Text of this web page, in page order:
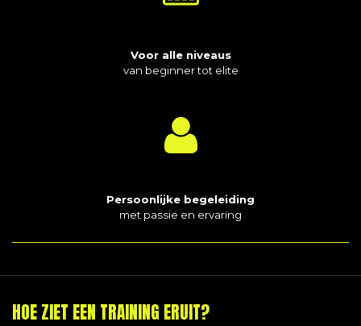
Voor alle niveaus
van beginner tot elite
Persoonlijke begeleiding
met passie en ervaring
HOE ZIET EEN TRAINING ERUIT?